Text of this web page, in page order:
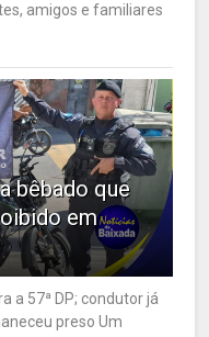
amigos e familiares
bêbado que
em
a 57ª DP; condutor já
preso Um